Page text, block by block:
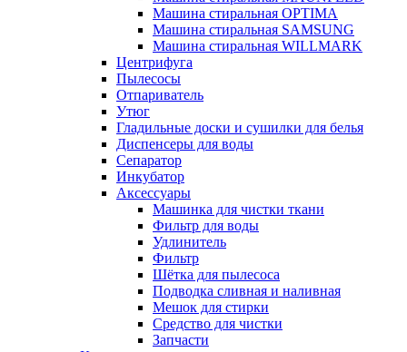
Машина стиральная OPTIMA
Машина стиральная SAMSUNG
Машина стиральная WILLMARK
Центрифуга
Пылесосы
Отпариватель
Утюг
Гладильные доски и сушилки для белья
Диспенсеры для воды
Сепаратор
Инкубатор
Аксессуары
Машинка для чистки ткани
Фильтр для воды
Удлинитель
Фильтр
Шётка для пылесоса
Подводка сливная и наливная
Мешок для стирки
Средство для чистки
Запчасти